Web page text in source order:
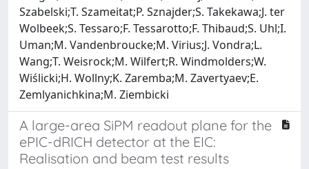
Szabelski;T. Szameitat;P. Sznajder;S. Takekawa;J. ter
Wolbeek;S. Tessaro;F. Tessarotto;F. Thibaud;S. Uhl;I.
Uman;M. Vandenbroucke;M. Virius;J. Vondra;L.
Wang;T. Weisrock;M. Wilfert;R. Windmolders;W.
Wiślicki;H. Wollny;K. Zaremba;M. Zavertyaev;E.
Zemlyanichkina;M. Ziembicki
A large-area SiPM readout plane for the
ePIC-dRICH detector at the EIC:
Realisation and beam test results